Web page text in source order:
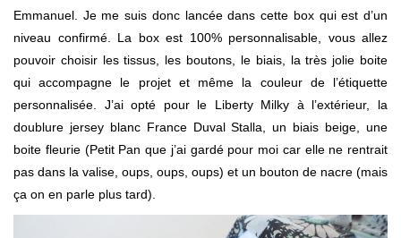
Emmanuel. Je me suis donc lancée dans cette box qui est d’un
niveau confirmé. La box est 100% personnalisable, vous allez
pouvoir choisir les tissus, les boutons, le biais, la très jolie boite
qui accompagne le projet et même la couleur de l’étiquette
personnalisée. J’ai opté pour le Liberty Milky à l’extérieur, la
doublure jersey blanc France Duval Stalla, un biais beige, une
boite fleurie (Petit Pan que j’ai gardé pour moi car elle ne rentrait
pas dans la valise, oups, oups, oups) et un bouton de nacre (mais
ça on en parle plus tard).